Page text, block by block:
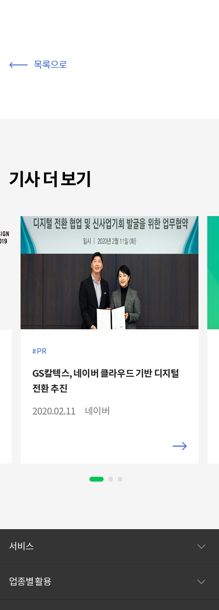
목록으로
기사 더 보기
PR
GS칼텍스, 네이버 클라우드 기반 디지털
전환 추진
2020.02.11
네이버
서비스
업종별 활용